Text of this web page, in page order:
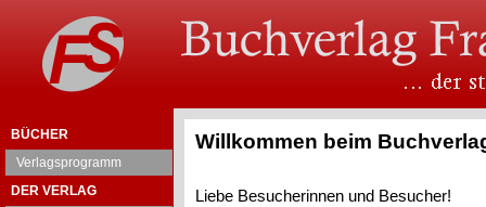
BÜCHER
Verlagsprogramm
DER VERLAG
Willkommen beim
Liebe Besucherinnen und Besucher!